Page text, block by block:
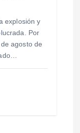
explosión y
Por
agosto de